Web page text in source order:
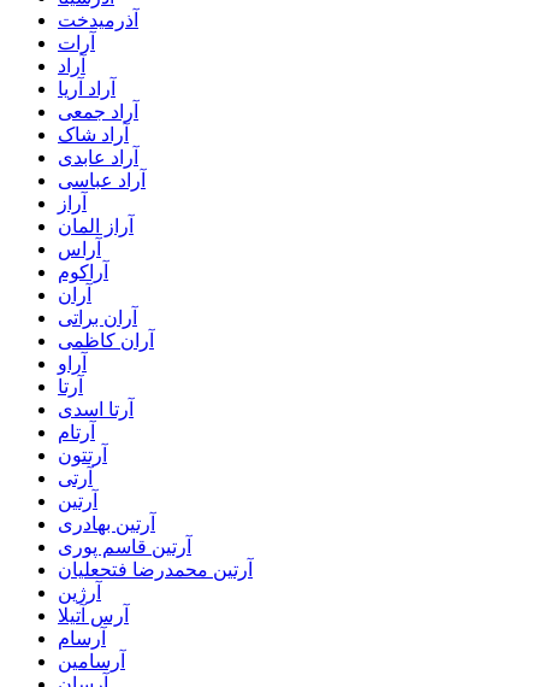
آذرمیدخت
آرات
آراد
آراد آریا
آراد جمعی
آراد شاک
آراد عابدی
آراد عباسی
آراز
آراز المان
آراس
آراکوم
آران
آران براتی
آران کاظمی
آراو
آرتا
آرتا اسدی
آرتام
آرتتون
آرتی
آرتین
آرتین بهادری
آرتین قاسم پوری
آرتین محمدرضا فتحعلیان
آرژین
آرس آتیلا
آرسام
آرسامین